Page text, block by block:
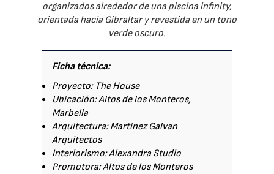
organizados alrededor de una piscina infinity,
orientada hacia Gibraltar y revestida en un tono
verde oscuro.
Ficha técnica:
Proyecto: The House
Ubicación: Altos de los Monteros,
Marbella
Arquitectura: Martinez Galvan
Arquitectos
Interiorismo: Alexandra Studio
Promotora: Altos de los Monteros